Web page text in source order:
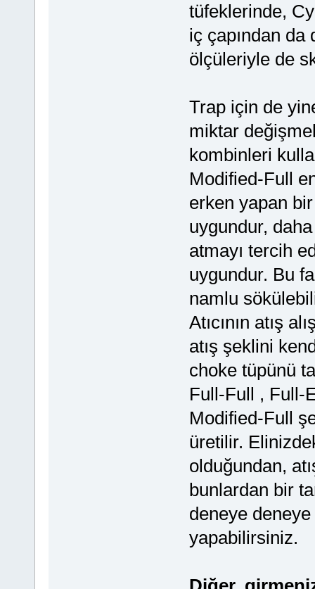
tüfeklerinde,
iç çapından
ölçüleriyle de
Trap için de
miktar
kombinleri
Modified-Full
erken yapan bir
uygundur, daha
atmayı tercih
uygundur. Bu
namlu
Atıcının atış
atış şeklini
choke tüpünü
Full-Full , Full-
Modified-Full
üretilir.
olduğundan,
bunlardan bir
deneye
yapabilirsiniz.